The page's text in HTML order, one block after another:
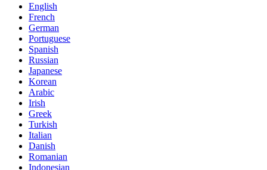
English
French
German
Portuguese
Spanish
Russian
Japanese
Korean
Arabic
Irish
Greek
Turkish
Italian
Danish
Romanian
Indonesian